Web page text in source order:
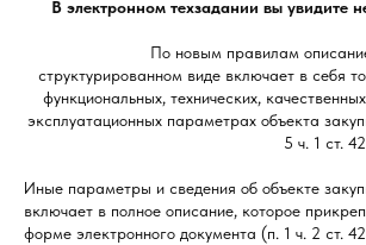
В электронном техзадании вы увидите
По новым правилам
структурированном виде включает в себя
функциональных, технических,
эксплуатационных параметрах объекта
5 ч. 1 ст.
Иные параметры и сведения об объекте
включает в полное описание, которое
форме электронного документа (п. 1 ч. 2